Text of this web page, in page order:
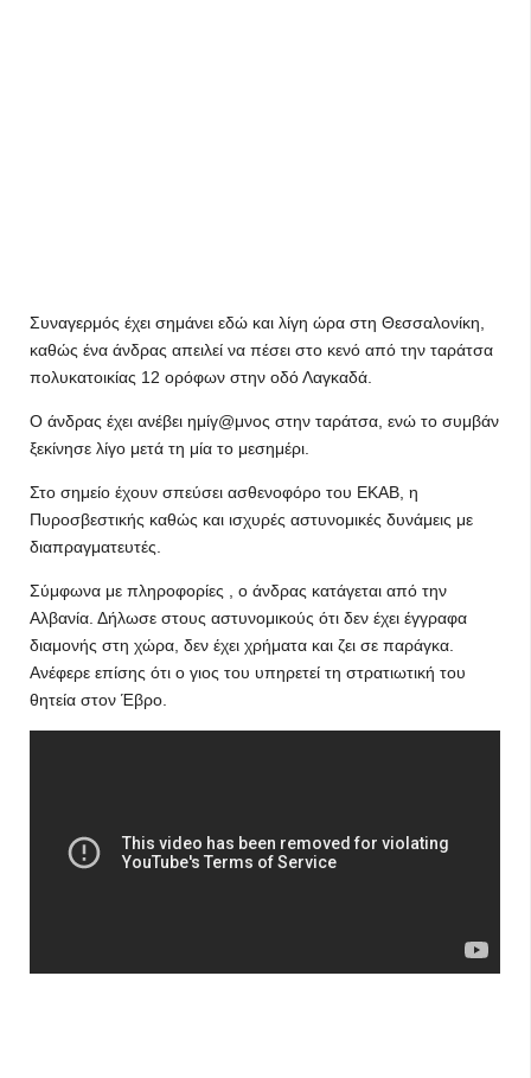
Συναγερμός έχει σημάνει εδώ και λίγη ώρα στη Θεσσαλονίκη,
καθώς ένα άνδρας απειλεί να πέσει στο κενό από την ταράτσα
πολυκατοικίας 12 ορόφων στην οδό Λαγκαδά.
Ο άνδρας έχει ανέβει ημίγ@μνος στην ταράτσα, ενώ το συμβάν
ξεκίνησε λίγο μετά τη μία το μεσημέρι.
Στο σημείο έχουν σπεύσει ασθενοφόρο του ΕΚΑΒ, η
Πυροσβεστικής καθώς και ισχυρές αστυνομικές δυνάμεις με
διαπραγματευτές.
Σύμφωνα με πληροφορίες , ο άνδρας κατάγεται από την
Αλβανία. Δήλωσε στους αστυνομικούς ότι δεν έχει έγγραφα
διαμονής στη χώρα, δεν έχει χρήματα και ζει σε παράγκα.
Ανέφερε επίσης ότι ο γιος του υπηρετεί τη στρατιωτική του
θητεία στον Έβρο.